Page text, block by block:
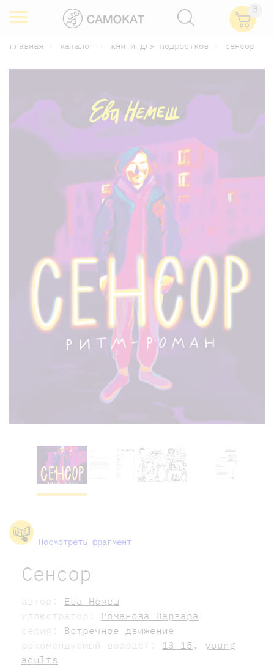
0
главная каталог книги для подростков сенсор
Посмотреть фрагмент
Сенсор
автор: Ева Немеш
иллюстратор: Романова Варвара
серия: Встречное движение
рекомендуемый возраст: 13-15 , young
adults